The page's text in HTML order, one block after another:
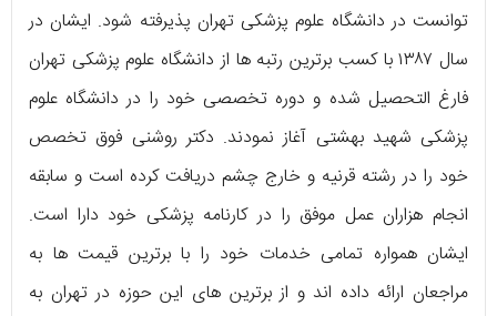
توانست در دانشگاه علوم پزشکی تهران پذیرفته شود. ایشان در
سال ۱۳۸۷ با کسب برترین رتبه‌ ها از دانشگاه علوم پزشکی تهران
فارغ التحصیل شده و دوره تخصصی خود را در دانشگاه علوم
پزشکی شهید بهشتی آغاز نمودند. دکتر روشنی فوق تخصص
خود را در رشته قرنیه و خارج چشم دریافت کرده است و سابقه
انجام هزاران عمل موفق را در کارنامه پزشکی خود دارا است.
ایشان همواره تمامی خدمات خود را با برترین قیمت‌ ها به
مراجعان ارائه داده‌ اند و از برترین‌ های این حوزه در تهران به